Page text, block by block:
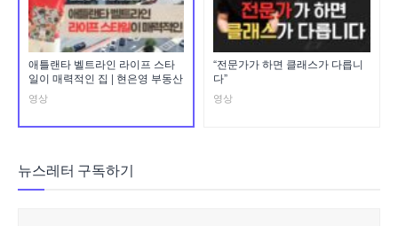
애틀랜타 벨트라인 라이프 스타
일이 매력적인 집 | 현은영 부동산
영상
“전문가가 하면 클래스가 다릅니
다”
영상
뉴스레터 구독하기